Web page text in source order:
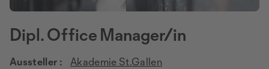
Dipl. Office Manager/in
Aussteller :
Akademie St.Gallen